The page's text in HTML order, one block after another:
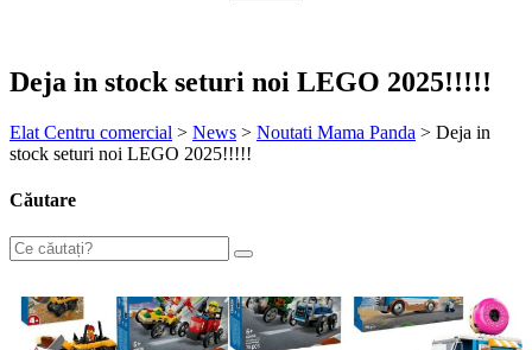
Deja in stock seturi noi LEGO 2025!!!!!
Elat Centru comercial > News > Noutati Mama Panda > Deja in
stock seturi noi LEGO 2025!!!!!
Căutare